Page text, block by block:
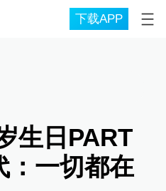
下载APP
生日PART
：一切都在